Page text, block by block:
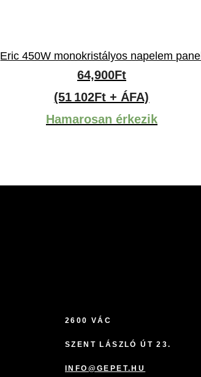
Eric 450W monokristályos napelem panel
64,900Ft
(51 102Ft + ÁFA)
Hamarosan érkezik
2600 VÁC
SZENT LÁSZLÓ ÚT 23.
INFO@GEPET.HU